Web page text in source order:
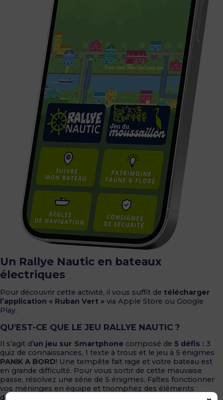
Un Rallye Nautic en bateaux
électriques
Pour découvrir cette activité, il vous suffit de télécharger
l’application « Ruban Vert » via Apple Store ou Google
Play.
QU’EST-CE QUE LE JEU RALLYE NAUTIC ?
Il s’agit d’un jeu sur Smartphone composé de 5 défis : 3
quiz de connaissances, 1 texte à trous et le jeu à 5 énigmes
PANIK A BORD! Une tempête fait rage et votre bateau est
en grande difficulté. Pour vous sortir de cette mauvaise
passe, résolvez une série de 5 énigmes. Faîtes fonctionner
vos méninges en équipe et triomphez des éléments
déchaînés. Ce sera une épreuve difficile, mais surtout… ne